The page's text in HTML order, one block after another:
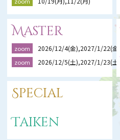
Master
zoom 2026/12/4(金),2027/1/22(金
zoom 2026/12/5(土),2027/1/23(
Special
Taiken